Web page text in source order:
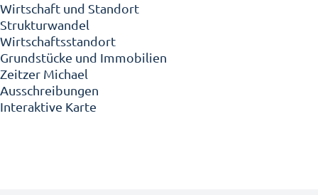
Wirtschaft und Standort
Strukturwandel
Wirtschaftsstandort
Grundstücke und Immobilien
Zeitzer Michael
Ausschreibungen
Interaktive Karte